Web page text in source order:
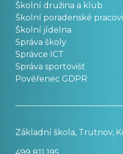
Školní družina a klub
Školní poradenské
Školní jídelna
Správa školy
Správce ICT
Správa sportovišť
Pověřenec GDPR
Základní škola, Trutnov,